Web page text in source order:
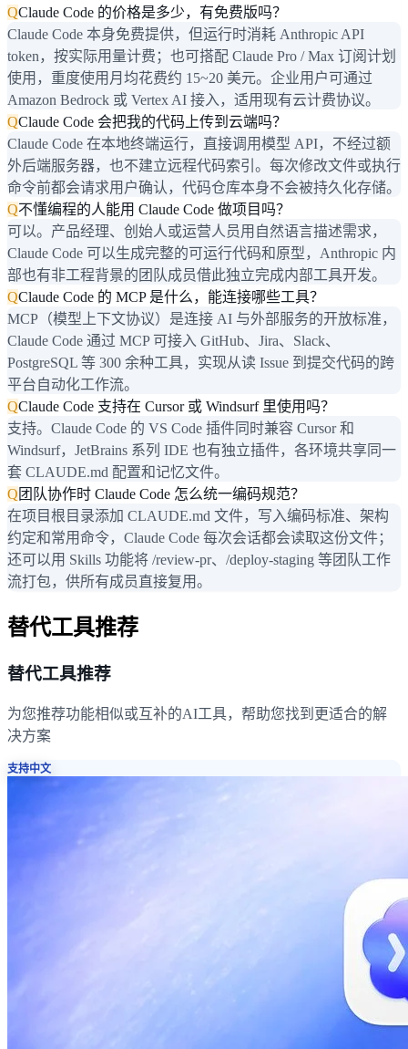
QClaude Code 的价格是多少，有免费版吗？
Claude Code 本身免费提供，但运行时消耗 Anthropic API
token，按实际用量计费；也可搭配 Claude Pro / Max 订阅计划
使用，重度使用月均花费约 15~20 美元。企业用户可通过
Amazon Bedrock 或 Vertex AI 接入，适用现有云计费协议。
QClaude Code 会把我的代码上传到云端吗？
Claude Code 在本地终端运行，直接调用模型 API，不经过额
外后端服务器，也不建立远程代码索引。每次修改文件或执行
命令前都会请求用户确认，代码仓库本身不会被持久化存储。
Q不懂编程的人能用 Claude Code 做项目吗？
可以。产品经理、创始人或运营人员用自然语言描述需求，
Claude Code 可以生成完整的可运行代码和原型，Anthropic 内
部也有非工程背景的团队成员借此独立完成内部工具开发。
QClaude Code 的 MCP 是什么，能连接哪些工具？
MCP（模型上下文协议）是连接 AI 与外部服务的开放标准，
Claude Code 通过 MCP 可接入 GitHub、Jira、Slack、
PostgreSQL 等 300 余种工具，实现从读 Issue 到提交代码的跨
平台自动化工作流。
QClaude Code 支持在 Cursor 或 Windsurf 里使用吗？
支持。Claude Code 的 VS Code 插件同时兼容 Cursor 和
Windsurf，JetBrains 系列 IDE 也有独立插件，各环境共享同一
套 CLAUDE.md 配置和记忆文件。
Q 团队协作时 Claude Code 怎么统一编码规范？
在项目根目录添加 CLAUDE.md 文件，写入编码标准、架构
约定和常用命令，Claude Code 每次会话都会读取这份文件；
还可以用 Skills 功能将 /review-pr、/deploy-staging 等团队工作
流打包，供所有成员直接复用。
替代工具推荐
替代工具推荐
为您推荐功能相似或互补的AI工具，帮助您找到更适合的解
决方案
支持中文